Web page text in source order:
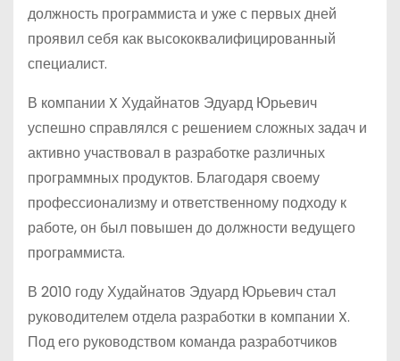
должность программиста и уже с первых дней
проявил себя как высококвалифицированный
специалист.
В компании X Худайнатов Эдуард Юрьевич
успешно справлялся с решением сложных задач и
активно участвовал в разработке различных
программных продуктов. Благодаря своему
профессионализму и ответственному подходу к
работе, он был повышен до должности ведущего
программиста.
В 2010 году Худайнатов Эдуард Юрьевич стал
руководителем отдела разработки в компании X.
Под его руководством команда разработчиков